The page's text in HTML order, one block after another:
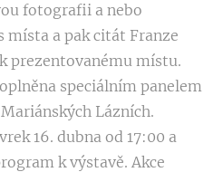
fotografii a nebo
a pak citát Franze
prezentovanému místu.
speciálním panelem
Lázních.
16. dubna od 17:00 a
k výstavě. Akce